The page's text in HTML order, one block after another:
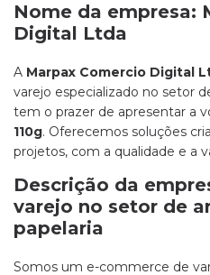
Nome da empresa:
Digital Ltda
A Marpax Comercio Digital
varejo especializado no setor
tem o prazer de apresentar a
110g. Oferecemos soluções
projetos, com a qualidade e a
Descrição da
varejo no setor de
papelaria
Somos um e-commerce de